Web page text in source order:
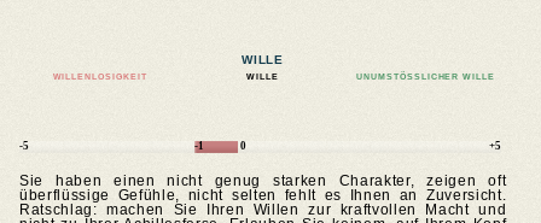
WILLE
WILLENLOSIGKEIT WILLE UNUMSTÖSSLICHER WILLE
-5 -1 0 +5
Sie haben einen nicht genug starken Charakter, zeigen oft
überflüssige Gefühle, nicht selten fehlt es Ihnen an Zuversicht.
Ratschlag: machen Sie Ihren Willen zur kraftvollen Macht und